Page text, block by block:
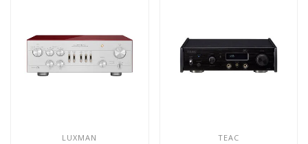
LUXMAN TEAC